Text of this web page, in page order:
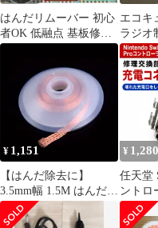
はんだリムーバー 初心
者OK 低融点 基板修理
部品取り外し
エコキ
ラジオ
製作品
¥ 1,151
【はんだ除去に】
3.5mm幅 1.5M はんだ除
去編組ワイヤー 効率的
なはんだ除去ツール 修
¥ 1,280
任天堂
ントロ
ッチ プ
充電ポ